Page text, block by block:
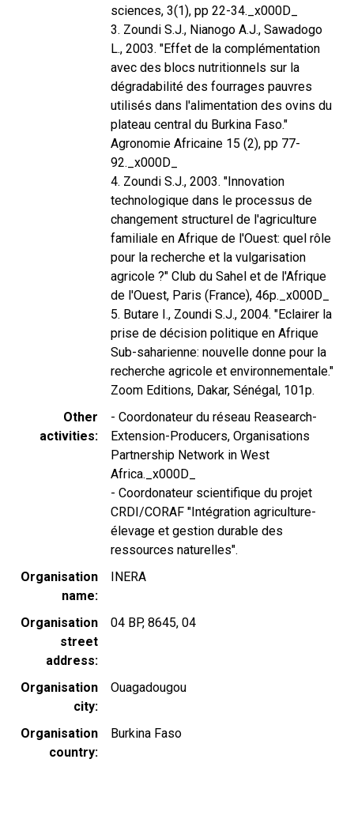
sciences, 3(1), pp 22-34._x000D_
3. Zoundi S.J., Nianogo A.J., Sawadogo
L., 2003. "Effet de la complémentation
avec des blocs nutritionnels sur la
dégradabilité des fourrages pauvres
utilisés dans l'alimentation des ovins du
plateau central du Burkina Faso."
Agronomie Africaine 15 (2), pp 77-
92._x000D_
4. Zoundi S.J., 2003. "Innovation
technologique dans le processus de
changement structurel de l'agriculture
familiale en Afrique de l'Ouest: quel rôle
pour la recherche et la vulgarisation
agricole ?" Club du Sahel et de l'Afrique
de l'Ouest, Paris (France), 46p._x000D_
5. Butare I., Zoundi S.J., 2004. "Eclairer la
prise de décision politique en Afrique
Sub-saharienne: nouvelle donne pour la
recherche agricole et environnementale."
Zoom Editions, Dakar, Sénégal, 101p.
Other
activities
- Coordonateur du réseau Reasearch-
Extension-Producers, Organisations
Partnership Network in West
Africa._x000D_
- Coordonateur scientifique du projet
CRDI/CORAF "Intégration agriculture-
élevage et gestion durable des
ressources naturelles".
Organisation
name
INERA
Organisation
street
address
04 BP, 8645, 04
Organisation
city
Ouagadougou
Organisation
country
Burkina Faso